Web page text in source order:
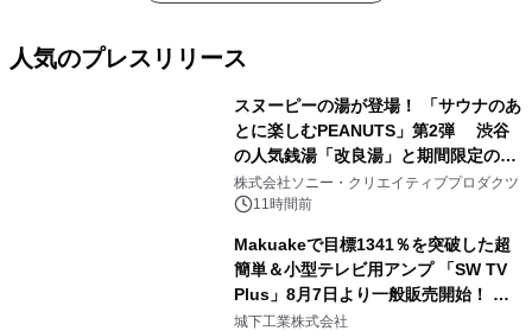
人気のプレスリリース
スヌーピーの湯が登場！ 「サウナのあ
とに楽しむPEANUTS」第2弾 渋谷
の人気銭湯「改良湯」と期間限定のコ
ラボレーション サウナイキタイコラ
ボグッズも発売決定！
株式会社ソニー・クリエイティブプロダクツ
11時間前
Makuakeで目標1341％を突破した超
簡単＆小型テレビ用アンプ 「SW TV
Plus」8月7日より一般販売開始！ ケ
ーブル1本つなぐだけ、テレビの音が
城下工業株式会社